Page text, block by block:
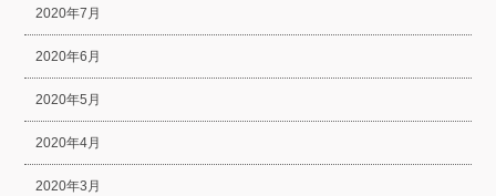
2020年7月
2020年6月
2020年5月
2020年4月
2020年3月